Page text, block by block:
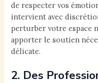
de respecter vos
intervient avec
perturber votre espace
apporter le soutien
délicate.
2. Des